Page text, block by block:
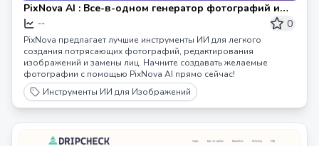
PixNova AI : Все-в-одном генератор фотографий и
инструмент дизайна на базе ИИ
-- 0
PixNova предлагает лучшие инструменты ИИ для легкого
создания потрясающих фотографий, редактирования
изображений и замены лиц. Начните создавать желаемые
фотографии с помощью PixNova AI прямо сейчас!
Инструменты ИИ для Изображений